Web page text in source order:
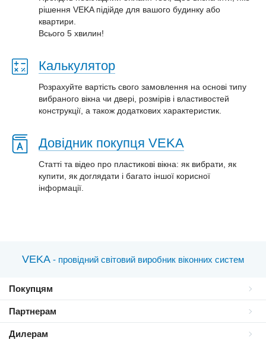
рішення VEKA підійде для вашого будинку або
квартири.
Всього 5 хвилин!
Калькулятор
Розрахуйте вартість свого замовлення на основі типу
вибраного вікна чи двері, розмірів і властивостей
конструкції, а також додаткових характеристик.
Довідник покупця VEKA
Статті та відео про пластиковi вікна: як вибрати, як
купити, як доглядати і багато іншої корисної
інформації.
VEKA - провідний світовий виробник віконних систем
Покупцям
Партнерам
Дилерам